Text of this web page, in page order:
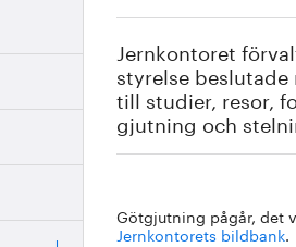
Jernkontoret
styrelse
till studier, resor,
gjutning och
Götgjutning pågår, det
Jernkontorets bildbank.